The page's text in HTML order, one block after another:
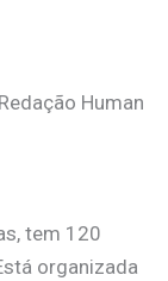
Human
tem 120
organizada